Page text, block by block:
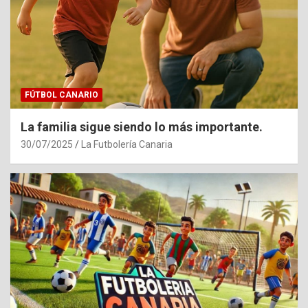
FÚTBOL CANARIO
La familia sigue siendo lo más importante.
30/07/2025 La Futbolería Canaria